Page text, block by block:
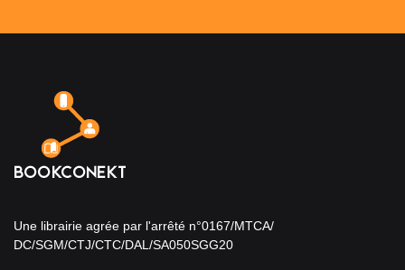
Une librairie agrée par l'arrêté n°0167/MTCA/
DC/SGM/CTJ/CTC/DAL/SA050SGG20